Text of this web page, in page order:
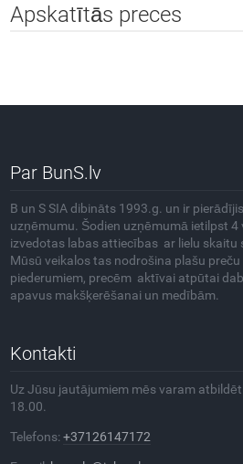
Apskatītās preces
Par BunS.lv
B un S SIA dibināts 1993.g. un ir
uzņēmumu. Šodien uzņēmumā ietilpst 4
izvedotas labas attiecības ar lielu skaitu
Mūsū veikalos tas nodrošina plašu
piederumiem, precēm aktīvai atpūtai
apavus makšķerēšanai un medībām.
Kontakti
Uz Jūsu jautājumiem mēs varam
18.00.
Telefons:+37126147172